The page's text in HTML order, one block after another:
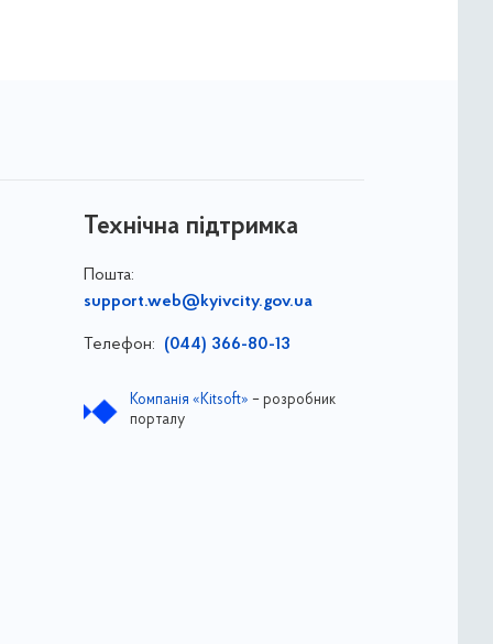
Технічна підтримка
Пошта:
support.web@kyivcity.gov.ua
Телефон: (044) 366-80-13
Компанія «Kitsoft» – розробник
порталу